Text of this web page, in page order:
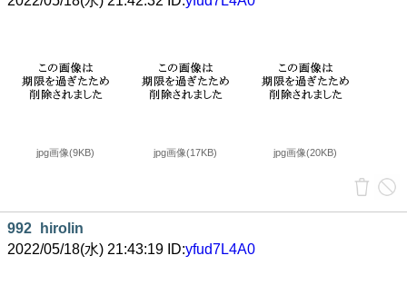
jpg画像(9KB) jpg画像(17KB) jpg画像(20KB)
992
hirolin
2022/05/18(水) 21:43:19 ID:yfud7L4A0